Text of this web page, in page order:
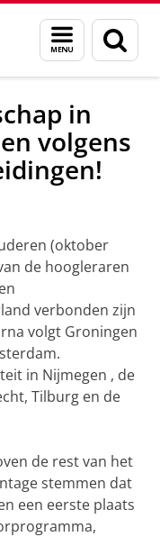
Menu
en
zoeken
in
volgens
(oktober
de hoogleraren
verbonden zijn
volgt Groningen
in Nijmegen , de
Tilburg en de
de rest van het
stemmen dat
een eerste plaats